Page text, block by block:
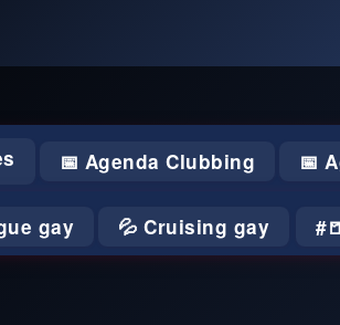
📅 Agenda Clubbing 📅
gay 💦 Cruising gay